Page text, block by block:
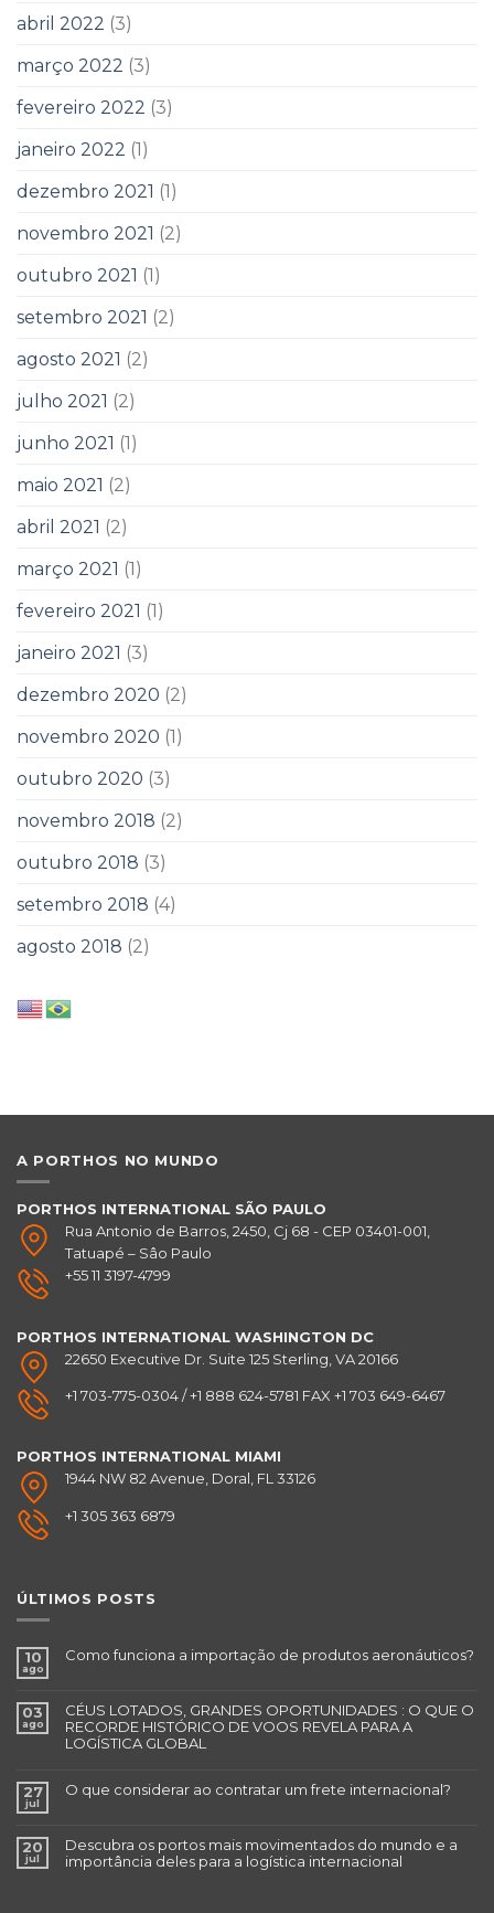
abril 2022 (3)
março 2022 (3)
fevereiro 2022 (3)
janeiro 2022 (1)
dezembro 2021 (1)
novembro 2021 (2)
outubro 2021 (1)
setembro 2021 (2)
agosto 2021 (2)
julho 2021 (2)
junho 2021 (1)
maio 2021 (2)
abril 2021 (2)
março 2021 (1)
fevereiro 2021 (1)
janeiro 2021 (3)
dezembro 2020 (2)
novembro 2020 (1)
outubro 2020 (3)
novembro 2018 (2)
outubro 2018 (3)
setembro 2018 (4)
agosto 2018 (2)
A PORTHOS NO MUNDO
PORTHOS INTERNATIONAL SÃO PAULO
Rua Antonio de Barros, 2450, Cj 68 - CEP 03401-001,
Tatuapé – Sâo Paulo
+55 11 3197-4799
PORTHOS INTERNATIONAL WASHINGTON DC
22650 Executive Dr. Suite 125 Sterling, VA 20166
+1 703-775-0304 / +1 888 624-5781 FAX +1 703 649-6467
PORTHOS INTERNATIONAL MIAMI
1944 NW 82 Avenue, Doral, FL 33126
+1 305 363 6879
ÚLTIMOS POSTS
10
ago
Como funciona a importação de produtos aeronáuticos?
03
ago
CÉUS LOTADOS, GRANDES OPORTUNIDADES : O QUE O
RECORDE HISTÓRICO DE VOOS REVELA PARA A
LOGÍSTICA GLOBAL
27
jul
O que considerar ao contratar um frete internacional?
20
jul
Descubra os portos mais movimentados do mundo e a
importância deles para a logística internacional